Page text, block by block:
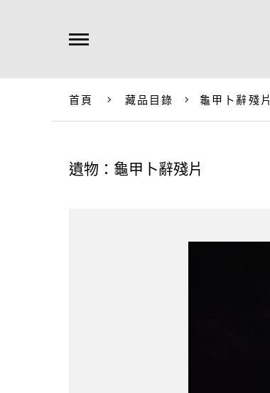
首頁 藏品目錄 龜甲卜辭殘片
遺物：龜甲卜辭殘片